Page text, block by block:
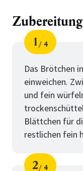
Zubereitung
Schritt
1
von
4
Das Brötchen
einweichen.
und fein
Blättchen für
restlichen fein
2 4